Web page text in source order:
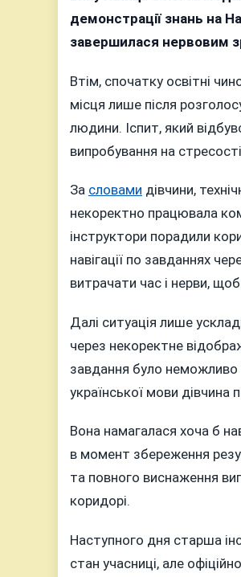
демонстрації знань на
завершилася нервовим
Втім, спочатку освітні
місця лише після
людини. Іспит, який
випробування на
За словами дівчини,
некоректно працювала
інструктори порадили
навігації по завданнях
витрачати час і нерви,
Далі ситуація лише
через некоректне
завдання було неможливо
української мови дівчина
Вона намагалася хоча б
в момент збереження
та повного виснаження
коридорі.
Наступного дня старша
стан учасниці, але